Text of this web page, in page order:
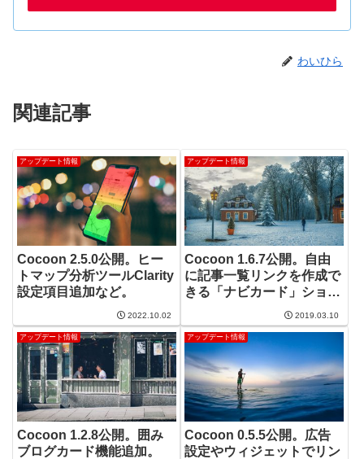
わいひら
関連記事
アップデート情報
Cocoon 2.5.0公開。ヒー
トマップ分析ツールClarity
設定項目追加など。
2022.10.02
アップデート情報
Cocoon 1.6.7公開。自由
に記事一覧リンクを作成で
きる「ナビカード」ショー
トコードを追加。子テーマ
でのマルチ言語対応。
2019.03.10
アップデート情報
Cocoon 1.2.8公開。囲み
ブログカード機能追加。
アップデート情報
Cocoon 0.5.5公開。広告
設定やウィジェットでリン